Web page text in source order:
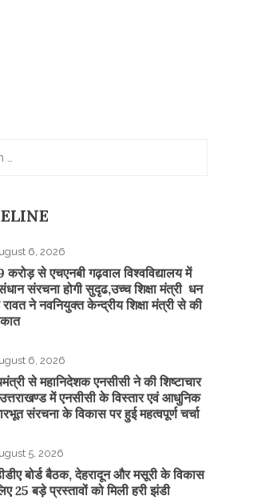
6, 2026
करोड़ से एचएनबी गढ़वाल विश्वविद्यालय में
संरचना होगी सुदृढ,उच्च शिक्षा मंत्री धन
ने नवनियुक्त केन्द्रीय शिक्षा मंत्री से की
6, 2026
से महानिदेशक एनसीसी ने की शिष्टाचार
में एनसीसी के विस्तार एवं आधुनिक
संरचना के विकास पर हुई महत्वपूर्ण चर्चा
5, 2026
बोर्ड बैठक, देहरादून और मसूरी के विकास
25 बड़े प्रस्तावों को मिली हरी झंडी